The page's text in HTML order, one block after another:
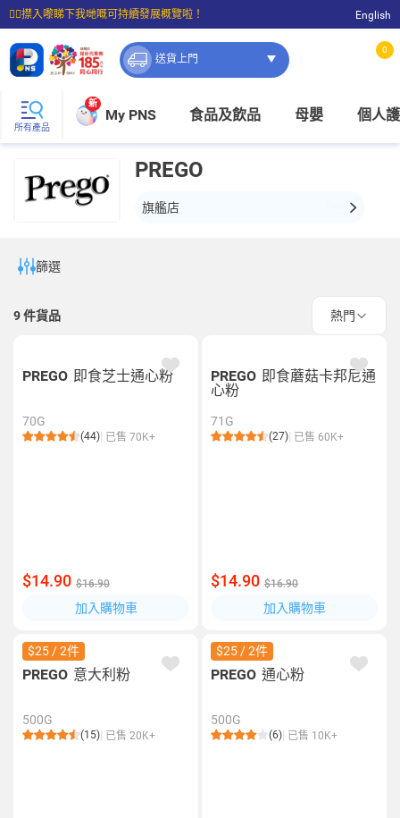
☝🏼㩒入嚟睇下我哋嘅可持續發展概覽啦！
⭐購物滿$399即享免費送貨；滿$100即可免費店取。
English
送貨上門
0
所有產品
新
My PNS 食品及飲品 母嬰 個人
PREGO
旗艦店
篩選
9件貨品 熱門
PREGO 即食芝士通心粉
70G
(44) 已售 70K+
$14.90 $16.90
加入購物車
PREGO 即食蘑菇卡邦尼通
心粉
71G
(27) 已售 60K+
$14.90 $16.90
加入購物車
$25 / 2件
PREGO 意大利粉
500G
(15) 已售 20K+
$25 / 2件
PREGO 通心粉
500G
(6) 已售 10K+